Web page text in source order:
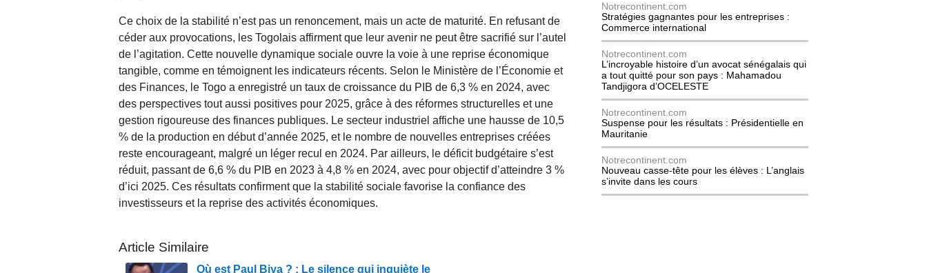
Ce choix de la stabilité n’est pas un renoncement, mais un acte de maturité. En refusant de
céder aux provocations, les Togolais affirment que leur avenir ne peut être sacrifié sur l’autel
de l’agitation. Cette nouvelle dynamique sociale ouvre la voie à une reprise économique
tangible, comme en témoignent les indicateurs récents. Selon le Ministère de l’Économie et
des Finances, le Togo a enregistré un taux de croissance du PIB de 6,3 % en 2024, avec
des perspectives tout aussi positives pour 2025, grâce à des réformes structurelles et une
gestion rigoureuse des finances publiques. Le secteur industriel affiche une hausse de 10,5
% de la production en début d’année 2025, et le nombre de nouvelles entreprises créées
reste encourageant, malgré un léger recul en 2024. Par ailleurs, le déficit budgétaire s’est
réduit, passant de 6,6 % du PIB en 2023 à 4,8 % en 2024, avec pour objectif d’atteindre 3 %
d’ici 2025. Ces résultats confirment que la stabilité sociale favorise la confiance des
investisseurs et la reprise des activités économiques.
Article Similaire
Où est Paul Biya ? : Le silence qui inquiète le
Notrecontinent.com
Stratégies gagnantes pour les entreprises :
Commerce international
Notrecontinent.com
L’incroyable histoire d’un avocat sénégalais qui
a tout quitté pour son pays : Mahamadou
Tandjigora d’OCELESTE
Notrecontinent.com
Suspense pour les résultats : Présidentielle en
Mauritanie
Notrecontinent.com
Nouveau casse-tête pour les élèves : L’anglais
s’invite dans les cours